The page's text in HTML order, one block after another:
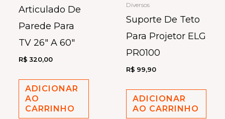
Articulado De
Parede Para
TV 26″ A 60″
R$ 320,00
ADICIONAR
AO
CARRINHO
Diversos
Suporte De Teto
Para Projetor ELG
PR0100
R$ 99,90
ADICIONAR
AO CARRINHO